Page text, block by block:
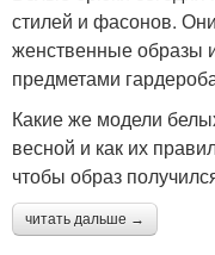
стилей и фасонов.
женственные образы
предметами
Какие же модели
весной и как их
чтобы образ
читать дальше →